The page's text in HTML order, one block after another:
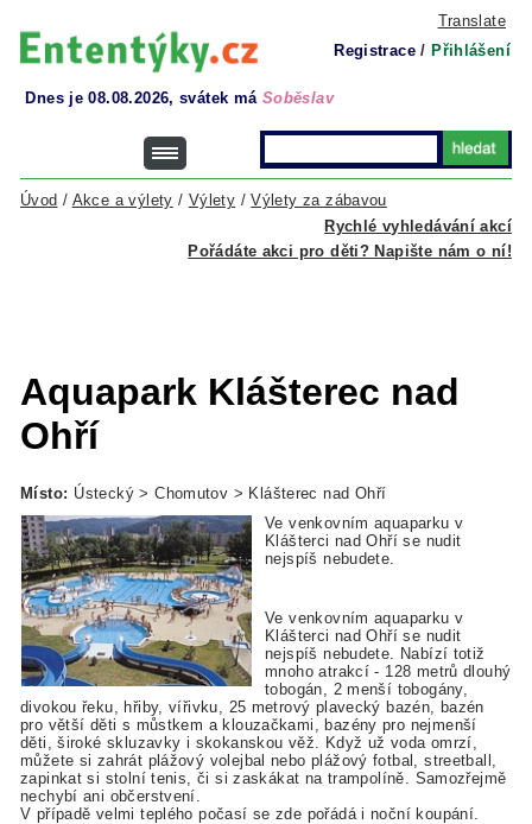
Translate
Registrace / Přihlášení
Dnes je 08.08.2026, svátek má Soběslav
Rychlé vyhledávání akcí
Úvod / Akce a výlety / Výlety /Výlety za zábavou
Pořádáte akci pro děti? Napište nám o ní!
Aquapark Klášterec nad
Ohří
Místo: Ústecký > Chomutov > Klášterec nad Ohří
Ve venkovním aquaparku v
Klášterci nad Ohří se nudit
nejspíš nebudete.
Ve venkovním aquaparku v
Klášterci nad Ohří se nudit
nejspíš nebudete. Nabízí totiž
mnoho atrakcí - 128 metrů dlouhý
tobogán, 2 menší tobogány,
divokou řeku, hřiby, vířivku, 25 metrový plavecký bazén, bazén
pro větší děti s můstkem a klouzačkami, bazény pro nejmenší
děti, široké skluzavky i skokanskou věž. Když už voda omrzí,
můžete si zahrát plážový volejbal nebo plážový fotbal, streetball,
zapinkat si stolní tenis, či si zaskákat na trampolíně. Samozřejmě
nechybí ani občerstvení.
V případě velmi teplého počasí se zde pořádá i noční koupání.